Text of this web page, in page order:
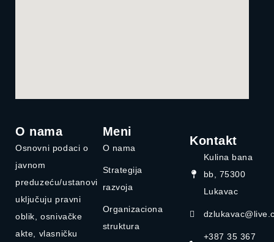
O nama
Osnovni podaci o
javnom
preduzeću/ustanovi
uključuju pravni
oblik, osnivačke
akte, vlasničku
Meni
O nama
Strategija
razvoja
Organizaciona
struktura
Kontakt
Kulina bana
bb, 75300
Lukavac
+387 35 367